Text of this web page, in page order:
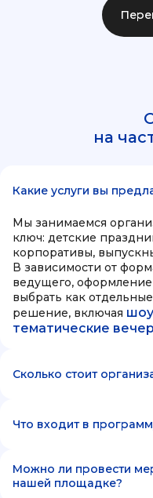
на
Какие услуги вы
Мы занимаемся
ключ: детские
корпоративы,
В зависимости от
ведущего,
выбрать как
решение, включая
тематические
Сколько стоит
Что входит в
Можно ли провести
нашей площадке?